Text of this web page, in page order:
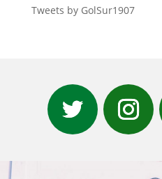
Tweets by GolSur1907